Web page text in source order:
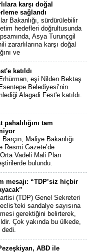
karşı doğal
sağlandı
Bakanlığı, sürdürülebilir
hedefleri doğrultusunda
Asya Turunçgil
zararlılarına karşı doğal
ve
katıldı
eşi Nilden Bektaş
Belediyesi’nin
Alagadi Fest'e katıldı.
tam
Maliye Bakanlığı
Resmi Gazete’de
Vadeli Mali Plan
bulundu.
mesajı: “TDP’siz hiçbir
(TDP) Genel Sekreteri
sandalye sayısına
gerektiğini belirterek,
Çok yakında bu ülkede,
dedi.
ABD ile